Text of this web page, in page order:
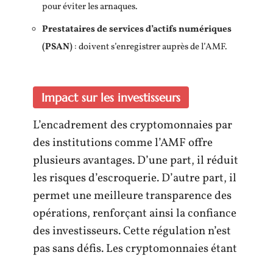
pour éviter les arnaques.
Prestataires de services d’actifs numériques
(PSAN): doivent s’enregistrer auprès de l’AMF.
Impact sur les investisseurs
L’encadrement des cryptomonnaies par
des institutions comme l’AMF offre
plusieurs avantages. D’une part, il réduit
les risques d’escroquerie. D’autre part, il
permet une meilleure transparence des
opérations, renforçant ainsi la confiance
des investisseurs. Cette régulation n’est
pas sans défis. Les cryptomonnaies étant